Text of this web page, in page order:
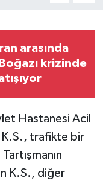
arasında
krizinde
Hastanesi Acil
K.S., trafikte bir
K.S., diğer